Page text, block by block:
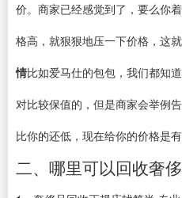
价。商家已经感觉到了，要么你
格高，就狠狠地压一下价格，这
情比如爱马仕的包包，我们都知
对比较保值的，但是商家会举例
比你的还低，现在给你的价格是
二、哪里可以回收奢